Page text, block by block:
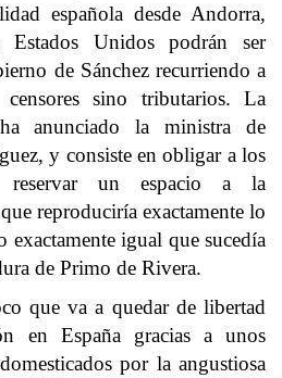
española desde Andorra,
Unidos podrán ser
de Sánchez recurriendo a
sino tributarios. La
anunciado la ministra de
y consiste en obligar a los
reservar un espacio a la
reproduciría exactamente lo
exactamente igual que sucedía
de Primo de Rivera.
que va a quedar de libertad
en España gracias a unos
por la angustiosa